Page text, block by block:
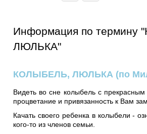
Информация по термину
ЛЮЛЬКА"
КОЛЫБЕЛЬ, ЛЮЛЬКА (по
Видеть во сне колыбель с
процветание и привязанность к Вам
Качать своего ребенка в колыбели -
кого-то из членов семьи.